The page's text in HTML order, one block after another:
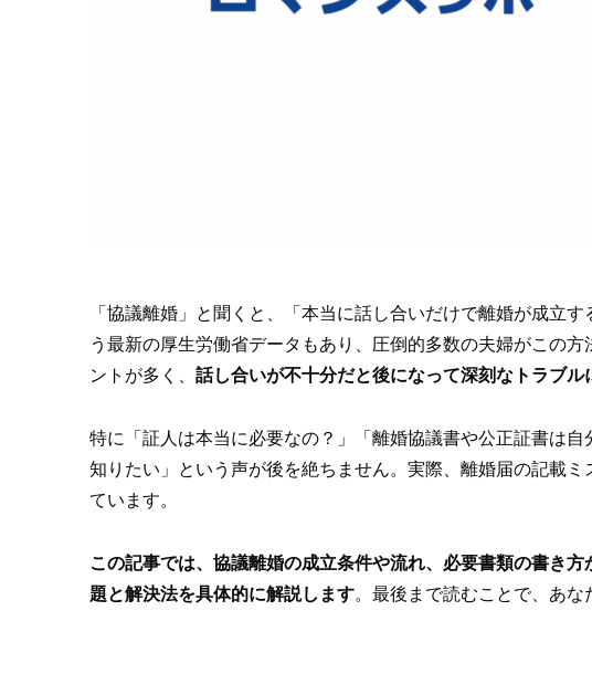
「協議離婚」と聞くと、「本当に話し合いだけで離婚が成立
う最新の厚生労働省データもあり、圧倒的多数の夫婦がこの
ントが多く、 話し合いが不十分だと後になって深刻なトラブ
特に「証人は本当に必要なの？」「離婚協議書や公正証書は
知りたい」という声が後を絶ちません。実際、離婚届の記載
ています。
この記事では、協議離婚の成立条件や流れ、必要書類の書き
題と解決法を具体的に解説します。最後まで読むことで、あな